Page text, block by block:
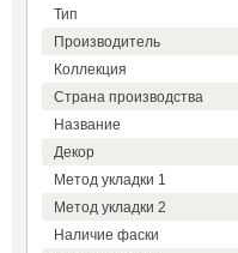
Тип
Производитель
Коллекция
Страна производства
Название
Декор
Метод укладки 1
Метод укладки 2
Наличие фаски